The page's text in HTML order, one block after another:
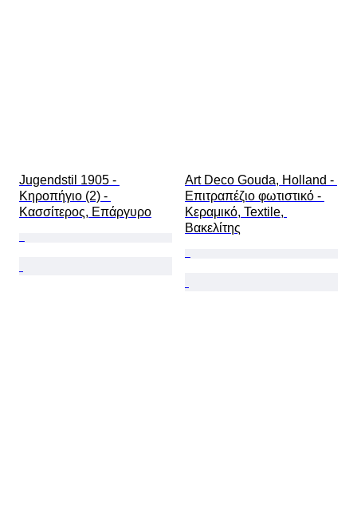
Jugendstil 1905 -
Κηροπήγιο (2) -
Κασσίτερος, Επάργυρο
Art Deco Gouda, Holland -
Επιτραπέζιο φωτιστικό -
Κεραμικό, Textile,
Βακελίτης